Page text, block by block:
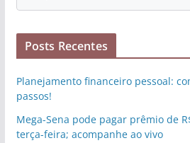
Posts Recentes
Planejamento financeiro pessoal:
passos!
Mega-Sena pode pagar prêmio de
terça-feira; acompanhe ao vivo